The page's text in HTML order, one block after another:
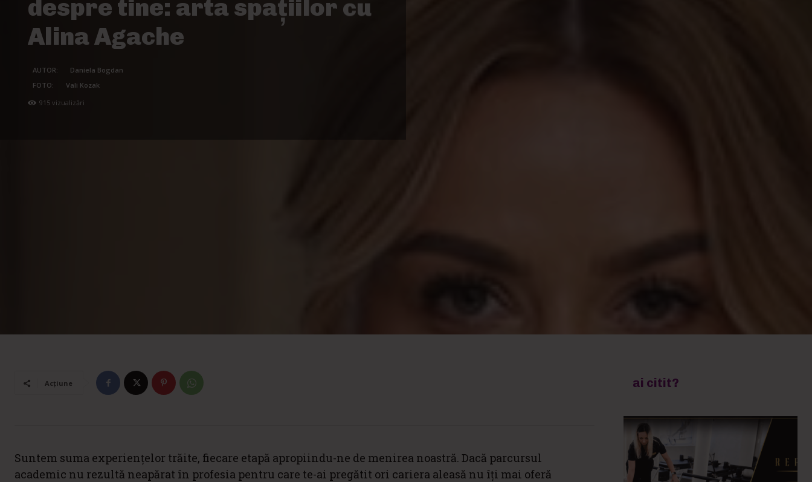
despre tine: arta spațiilor cu
Alina Agache
AUTOR:
Daniela Bogdan
FOTO:
Vali Kozak
915 vizualizări
Acțiune
Suntem suma experiențelor trăite, fiecare etapă apropiindu-ne de menirea noastră. Dacă parcursul
academic nu rezultă neapărat în profesia pentru care te-ai pregătit ori cariera aleasă nu îți mai oferă
ai citit?